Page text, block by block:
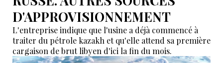
D'APPROVISIONNEMENT
L'entreprise indique que l'usine a déjà commencé à
traiter du pétrole kazakh et qu'elle attend sa première
cargaison de brut libyen d'ici la fin du mois.